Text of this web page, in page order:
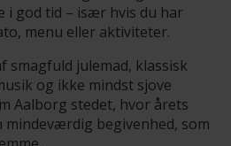
i god tid – især hvis du har
menu eller aktiviteter.
smagfuld julemad, klassisk
og ikke mindst sjove
Aalborg stedet, hvor årets
begivenhed, som